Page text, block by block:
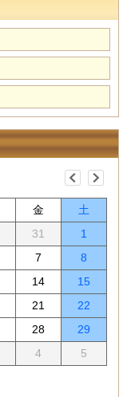
金
土
31
1
7
8
14
15
21
22
28
29
4 5